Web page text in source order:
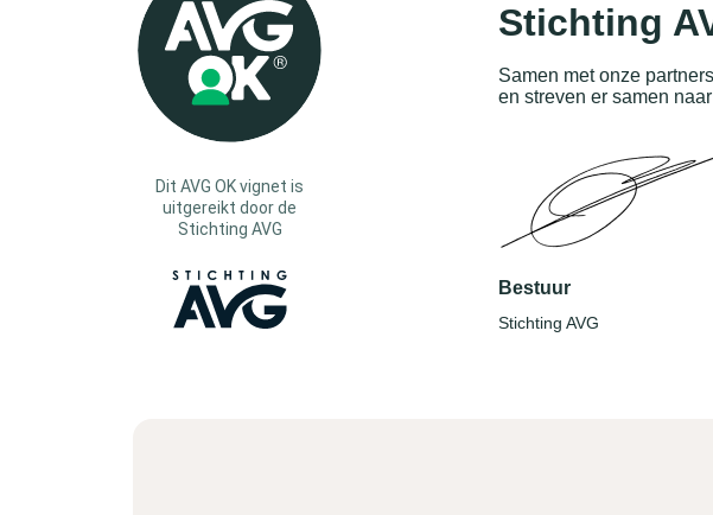
Dit AVG OK vignet is
uitgereikt door de
Stichting AVG
Stichting
Samen met onze
en streven er samen
Bestuur
Stichting AVG